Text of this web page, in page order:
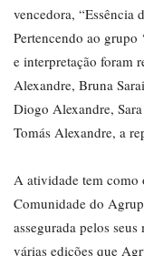
vencedora, “Essência
Pertencendo ao grupo
e interpretação foram
Alexandre, Bruna
Diogo Alexandre,
Tomás Alexandre, a
A atividade tem como
Comunidade do
assegurada pelos
várias edições que